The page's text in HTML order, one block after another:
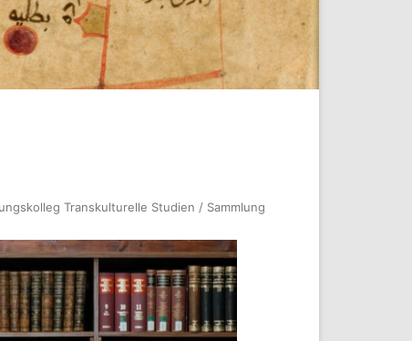
Transkulturelle Studien / Sammlung